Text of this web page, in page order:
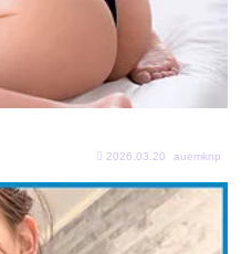
2026.03.20 auemknp